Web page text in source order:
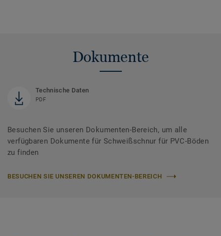
Dokumente
Technische Daten
PDF
Besuchen Sie unseren Dokumenten-Bereich, um alle
verfügbaren Dokumente für Schweißschnur für PVC-Böden
zu finden
BESUCHEN SIE UNSEREN DOKUMENTEN-BEREICH